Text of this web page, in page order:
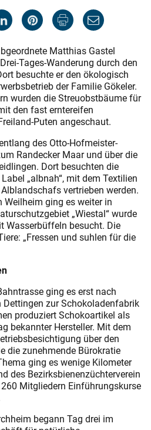
Matthias Gastel
Tages-Wanderung durch den
besuchte er den ökologisch
der Familie Gökeler.
wurden die Streuobstbäume für
den fast erntereifen
Puten angeschaut.
des Otto-Hofmeister-
Randecker Maar und über die
Dort besuchten die
„albnah“, mit dem Textilien
vertrieben werden.
Weilheim ging es weiter in
„Wiestal“ wurde
Wasserbüffeln besucht. Die
„Fressen und suhlen für die
ging es erst nach
zur Schokoladenfabrik
produziert Schokoartikel als
bekannter Hersteller. Mit dem
über den
die zunehmende Bürokratie
ging es wenige Kilometer
des Bezirksbienenzüchterverein
Mitgliedern Einführungskurse
begann Tag drei im